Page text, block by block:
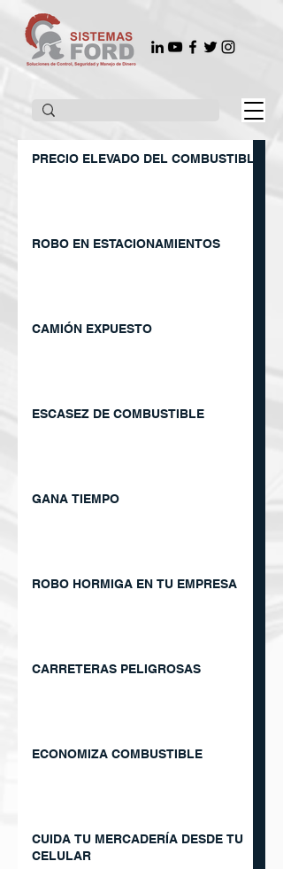
PRECIO ELEVADO DEL COMBUSTIBLE
ROBO EN ESTACIONAMIENTOS
CAMIÓN EXPUESTO
ESCASEZ DE COMBUSTIBLE
GANA TIEMPO
ROBO HORMIGA EN TU EMPRESA
CARRETERAS PELIGROSAS
ECONOMIZA COMBUSTIBLE
CUIDA TU MERCADERÍA DESDE TU
CELULAR